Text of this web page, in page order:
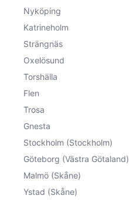
Nyköping
Katrineholm
Strängnäs
Oxelösund
Torshälla
Flen
Trosa
Gnesta
Stockholm (Stockholm)
Göteborg (Västra Götaland)
Malmö (Skåne)
Ystad (Skåne)